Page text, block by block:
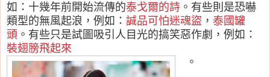
如：十幾年前開始流傳的泰戈爾的詩 。有些則是恐嚇
類型的無風起浪，例如： 誠品可怕迷魂盜 ， 泰國罐
頭 。有些只是試圖吸引人目光的搞笑惡作劇，例如：
裝翅膀飛起來
。